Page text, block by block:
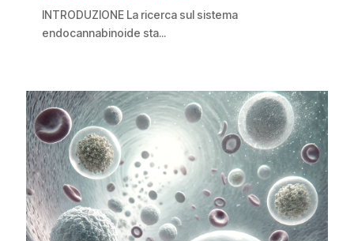
INTRODUZIONE La ricerca sul sistema
endocannabinoide sta...